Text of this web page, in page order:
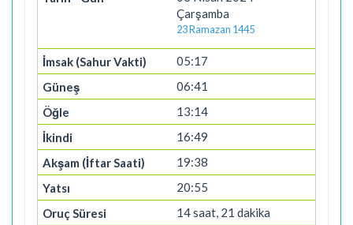
Çarşamba
23 Ramazan 1445
05:17
06:41
13:14
16:49
19:38
20:55
14 saat, 21 dakika